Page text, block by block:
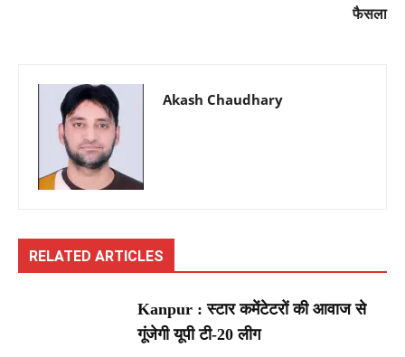
फैसला
Akash Chaudhary
RELATED ARTICLES
Kanpur : स्टार कमेंटेटरों की आवाज से
गूंजेगी यूपी टी-20 लीग